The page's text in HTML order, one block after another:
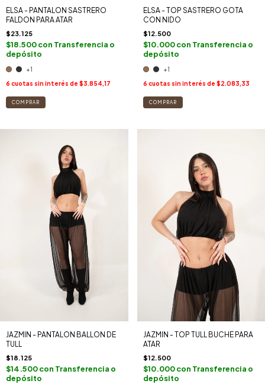
ELSA - PANTALON SASTRERO
FALDON PARA ATAR
$23.125
$18.500con Transferencia o
depósito
+1
6 cuotas sin interés de $3.854,17
COMPRAR
ELSA - TOP SASTRERO GOTA
CON NIDO
$12.500
$10.000con Transferencia o
depósito
+1
6 cuotas sin interés de $2.083,33
COMPRAR
JAZMIN - PANTALON BALLON DE
TULL
$18.125
$14.500con Transferencia o
depósito
JAZMIN - TOP TULL BUCHE PARA
ATAR
$12.500
$10.000con Transferencia o
depósito